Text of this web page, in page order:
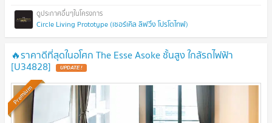
Circle Living Prototype (เซอร์เคิล ลิฟวิ่ง โปรโตไทพ์)
🔥ราคาดีที่สุดในอโศก The Esse Asoke ชั้นสูง ใกล้รถไฟฟ้า
[U34828]
Premium